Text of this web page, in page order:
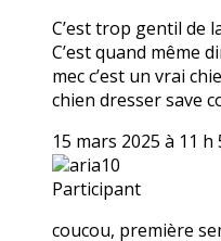
C’est trop gentil de
C’est quand même
mec c’est un vrai
chien dresser save
15 mars 2025 à 11 h
aria10
Participant
coucou, première